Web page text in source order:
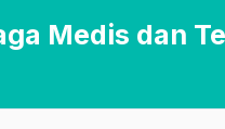
Medis dan